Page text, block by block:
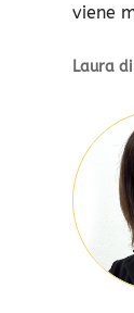
viene
Laura